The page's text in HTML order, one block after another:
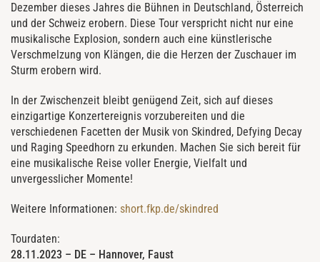
Dezember dieses Jahres die Bühnen in Deutschland, Österreich
und der Schweiz erobern. Diese Tour verspricht nicht nur eine
musikalische Explosion, sondern auch eine künstlerische
Verschmelzung von Klängen, die die Herzen der Zuschauer im
Sturm erobern wird.
In der Zwischenzeit bleibt genügend Zeit, sich auf dieses
einzigartige Konzertereignis vorzubereiten und die
verschiedenen Facetten der Musik von Skindred, Defying Decay
und Raging Speedhorn zu erkunden. Machen Sie sich bereit für
eine musikalische Reise voller Energie, Vielfalt und
unvergesslicher Momente!
Weitere Informationen: short.fkp.de/skindred
Tourdaten:
28.11.2023 – DE – Hannover, Faust